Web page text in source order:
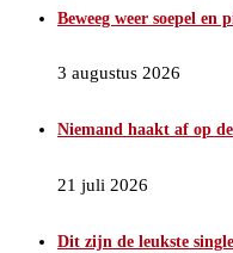
Beweeg weer soepel
3 augustus 2026
Niemand haakt af op
21 juli 2026
Dit zijn de leukste